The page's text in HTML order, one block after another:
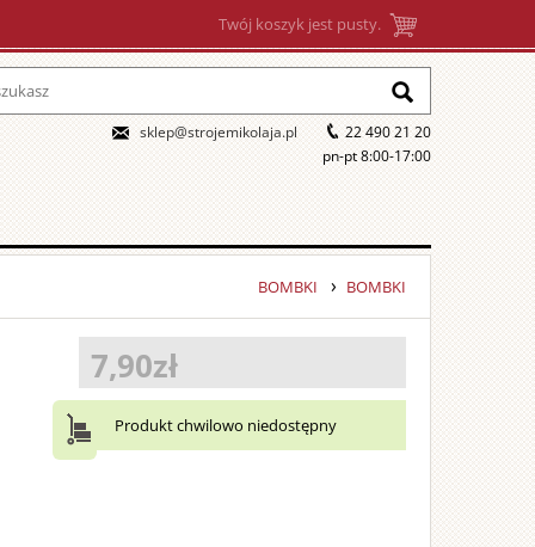
Twój koszyk jest pusty.
sklep@strojemikolaja.pl
22 490 21 20
pn-pt 8:00-17:00
BOMBKI BOMBKI
7,90zł
Produkt chwilowo niedostępny